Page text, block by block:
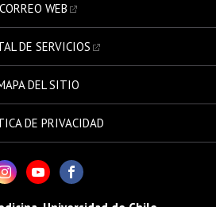
CORREO WEB
DE SERVICIOS
DEL SITIO
DE PRIVACIDAD